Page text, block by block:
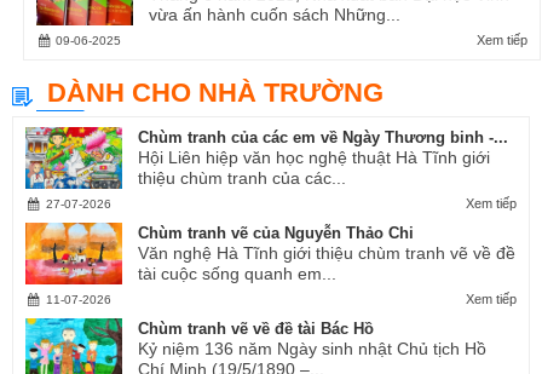
vừa ấn hành cuốn sách Những...
Xem tiếp
09-06-2025
DÀNH CHO NHÀ TRƯỜNG
Chùm tranh của các em về Ngày Thương binh -...
Hội Liên hiệp văn học nghệ thuật Hà Tĩnh giới
thiệu chùm tranh của các...
Xem tiếp
27-07-2026
Chùm tranh vẽ của Nguyễn Thảo Chi
Văn nghệ Hà Tĩnh giới thiệu chùm tranh vẽ về đề
tài cuộc sống quanh em...
Xem tiếp
11-07-2026
Chùm tranh vẽ về đề tài Bác Hồ
Kỷ niệm 136 năm Ngày sinh nhật Chủ tịch Hồ
Chí Minh (19/5/1890 –...